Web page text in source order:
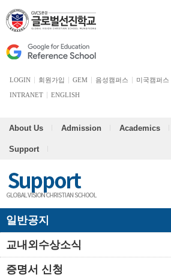
LOGIN 회원가입 GEM 음성캠퍼스 미국캠퍼스
INTRANET ENGLISH
About Us Admission Academics
Support
일반공지
교내외수상소식
증명서 신청